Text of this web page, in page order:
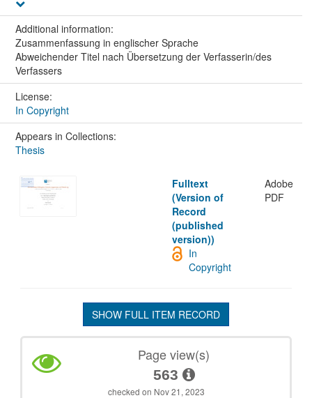
Additional information:
Zusammenfassung in englischer Sprache
Abweichender Titel nach Übersetzung der Verfasserin/des
Verfassers
License:
In Copyright
Appears in Collections:
Thesis
Fulltext
(Version of
Record
(published
version))
Adobe
PDF
In
Copyright
SHOW FULL ITEM RECORD
Page view(s)
563
checked on Nov 21, 2023